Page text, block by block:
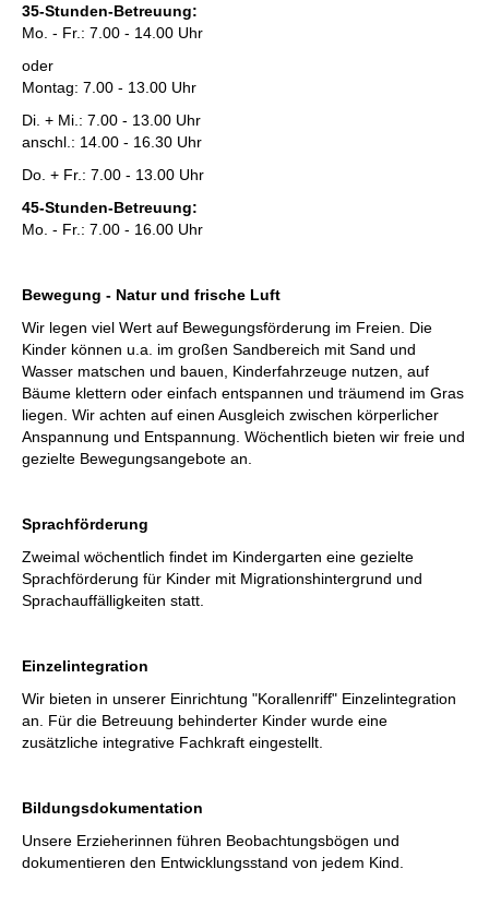
35-Stunden-Betreuung:
Mo. - Fr.: 7.00 - 14.00 Uhr
oder
Montag: 7.00 - 13.00 Uhr
Di. + Mi.: 7.00 - 13.00 Uhr
anschl.: 14.00 - 16.30 Uhr
Do. + Fr.: 7.00 - 13.00 Uhr
45-Stunden-Betreuung:
Mo. - Fr.: 7.00 - 16.00 Uhr
Bewegung - Natur und frische Luft
Wir legen viel Wert auf Bewegungsförderung im Freien. Die
Kinder können u.a. im großen Sandbereich mit Sand und
Wasser matschen und bauen, Kinderfahrzeuge nutzen, auf
Bäume klettern oder einfach entspannen und träumend im Gras
liegen. Wir achten auf einen Ausgleich zwischen körperlicher
Anspannung und Entspannung. Wöchentlich bieten wir freie und
gezielte Bewegungsangebote an.
Sprachförderung
Zweimal wöchentlich findet im Kindergarten eine gezielte
Sprachförderung für Kinder mit Migrationshintergrund und
Sprachauffälligkeiten statt.
Einzelintegration
Wir bieten in unserer Einrichtung "Korallenriff" Einzelintegration
an. Für die Betreuung behinderter Kinder wurde eine
zusätzliche integrative Fachkraft eingestellt.
Bildungsdokumentation
Unsere Erzieherinnen führen Beobachtungsbögen und
dokumentieren den Entwicklungsstand von jedem Kind.